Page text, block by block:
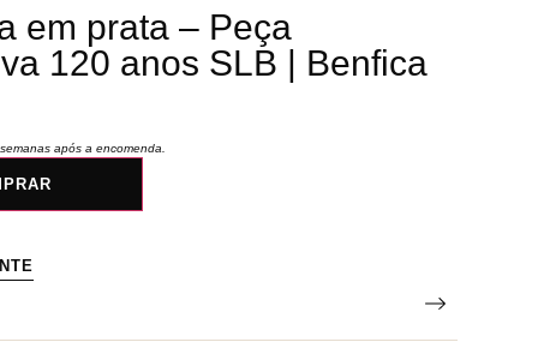
em prata – Peça
120 anos SLB | Benfica
após a encomenda.